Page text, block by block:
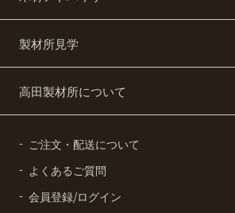
製材所見学
高田製材所について
ご注文・配送について
よくあるご質問
会員登録/ログイン